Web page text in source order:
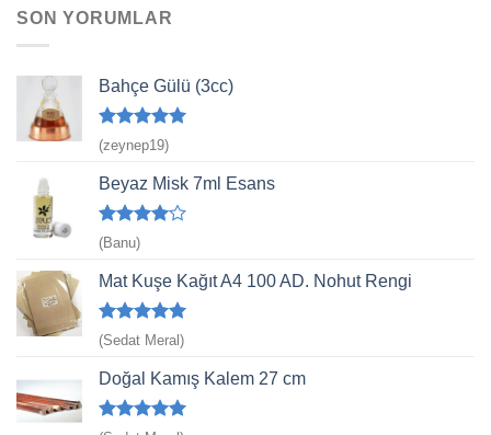
SON YORUMLAR
Bahçe Gülü (3cc)
5 üzerinden
5
oy aldı
(zeynep19)
Beyaz Misk 7ml Esans
5
üzerinden
4 oy aldı
(Banu)
Mat Kuşe Kağıt A4 100 AD. Nohut Rengi
5 üzerinden
5
(Sedat Meral)
Doğal Kamış Kalem 27 cm